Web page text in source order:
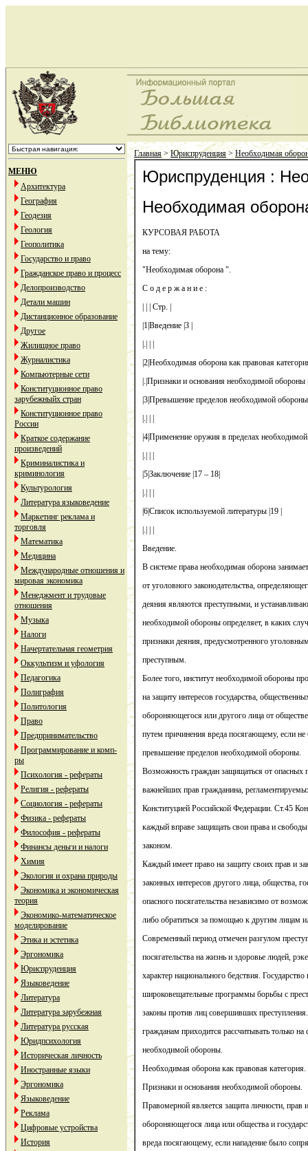
МЕНЮ
Архитектура
География
Геодезия
Геология
Геополитика
Государство и право
Гражданское право и процесс
Делопроизводство
Детали машин
Дистанционное образование
Другое
Жилищное право
Журналистика
Компьютерные сети
Конституционное право
зарубежныйх стран
Конституционное право
России
Краткое содержание
произведений
Криминалистика и
криминология
Культурология
Литература языковедение
Маркетинг реклама и
торговля
Математика
Медицина
Международные отношения и
мировая экономика
Менеджмент и трудовые
отношения
Музыка
Налоги
Начертательная геометрия
Оккультизм и уфология
Педагогика
Полиграфия
Политология
Право
Предпринимательство
Программирование и комп-
ры
Психология - рефераты
Религия - рефераты
Социология - рефераты
Физика - рефераты
Философия - рефераты
Финансы деньги и налоги
Химия
Экология и охрана природы
Экономика и экономическая
теория
Экономико-математическое
моделирование
Этика и эстетика
Эргономика
Юриспруденция
Языковедение
Литература
Литература зарубежная
Литература русская
Юридпсихология
Историческая личность
Иностранные языки
Эргономика
Языковедение
Реклама
Цифровые устройства
История
Главная>Юриспруденция>Необходимая
Юриспруденция :
Необходимая
КУРСОВАЯ РАБОТА
на тему:
"Необходимая оборона ".
С о д е р ж а н и е :
| | | Стр. |
|1|Введение |3 |
|.| | |
|2|Необходимая оборона как правовая
|.|Признаки и основания необходимой обороны
|3|Превышение пределов необходимой
|.| | |
|4|Применение оружия в пределах
|.| | |
|5|Заключение |17 – 18|
|.| | |
|6|Список используемой литературы |19 |
|.| | |
Введение.
В системе права необходимая оборона
от уголовного законодательства,
деяния являются преступными, и
необходимой обороны определяет, в каких
признаки деяния, предусмотренного
преступным.
Более того, институт необходимой обороны
на защиту интересов государства,
обороняющегося или другого лица от
путем причинения вреда посягающему, если
превышение пределов необходимой обороны.
Возможность граждан защищаться от опасных
важнейших прав гражданина,
Конституцией Российской Федерации. Ст.45
каждый вправе защищать свои права и
законом.
Каждый имеет право на защиту своих прав и
законных интересов другого лица, общества,
опасного посягательства независимо от
либо обратиться за помощью к другим лицам
Современный период отмечен разгулом
посягательства на жизнь и здоровье людей,
характер национального бедствия.
широковещательные программы борьбы с
законы против лиц совершивших
гражданам приходится рассчитывать только на
необходимой обороны.
Необходимая оборона как правовая категория.
Признаки и основания необходимой обороны.
Правомерной является защита личности, прав
обороняющегося лица или общества и
вреда посягающему, если нападение было